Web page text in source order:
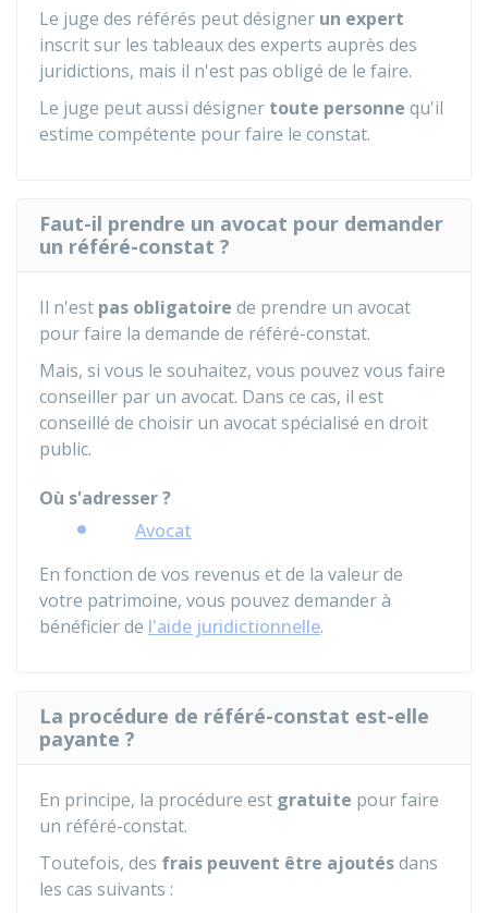
Le juge des référés peut désigner un expert
inscrit sur les tableaux des experts auprès des
juridictions, mais il n'est pas obligé de le faire.
Le juge peut aussi désigner toute personne qu'il
estime compétente pour faire le constat.
Faut-il prendre un avocat pour demander
un référé-constat ?
Il n'est pas obligatoire de prendre un avocat
pour faire la demande de référé-constat.
Mais, si vous le souhaitez, vous pouvez vous faire
conseiller par un avocat. Dans ce cas, il est
conseillé de choisir un avocat spécialisé en droit
public.
Où s'adresser ?
Avocat
En fonction de vos revenus et de la valeur de
votre patrimoine, vous pouvez demander à
bénéficier de l'aide juridictionnelle.
La procédure de référé-constat est-elle
payante ?
En principe, la procédure est gratuite pour faire
un référé-constat.
Toutefois, des frais peuvent être ajoutésdans
les cas suivants :